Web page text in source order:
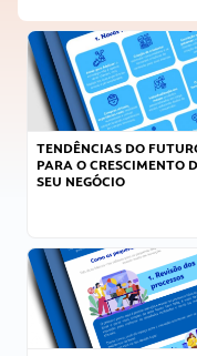
TENDÊNCIAS DO
PARA O CRESCIMENTO
SEU NEGÓCIO